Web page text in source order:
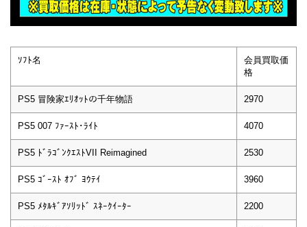
ｿﾌﾄ名
会員買取価
格
PS5 冒険家ｴﾘｵｯﾄの千年物語 2970
PS5 007 ﾌｧｰｽﾄ･ﾗｲﾄ 4070
PS5 ﾄﾞﾗｺﾞﾝｸｴｽﾄVII Reimagined 2530
PS5 ｺﾞｰｽﾄ ｵﾌﾞ ﾖｳﾃｲ 3960
PS5 ﾒﾀﾙｷﾞｱｿﾘｯﾄﾞ ｽﾈｰｸｲｰﾀｰ 2200